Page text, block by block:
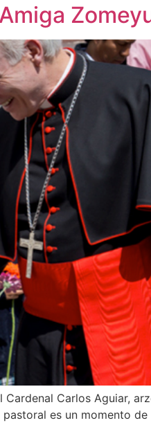
Carlos Aguiar,
es un momento